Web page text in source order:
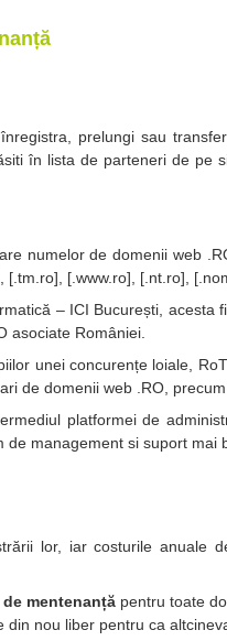
prelungi sau
în lista de parteneri de pe
numelor de domenii web
[.www.ro], [.nt.ro],
– ICI București, acesta
asociate României.
unei concurențe loiale,
de domenii web .RO,
platformei de
de management si suport mai
lor, iar costurile anuale
mentenanță pentru toate
nou liber pentru ca